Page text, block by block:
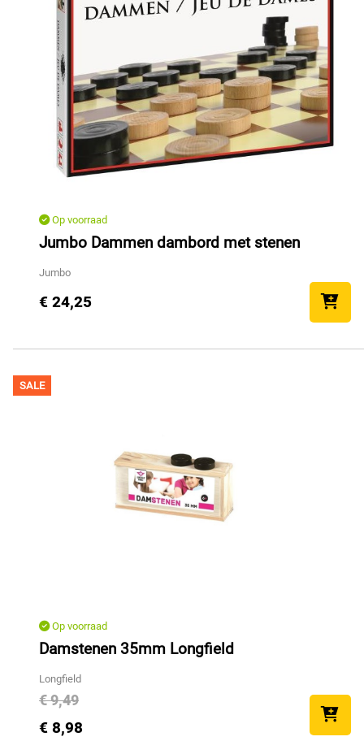
Op voorraad
Jumbo Dammen dambord met stenen
Jumbo
€ 24,25
SALE
Op voorraad
Damstenen 35mm Longfield
Longfield
€ 9,49
€ 8,98